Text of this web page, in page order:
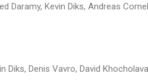
Daramy, Kevin Diks, Andreas
Diks, Denis Vavro, David